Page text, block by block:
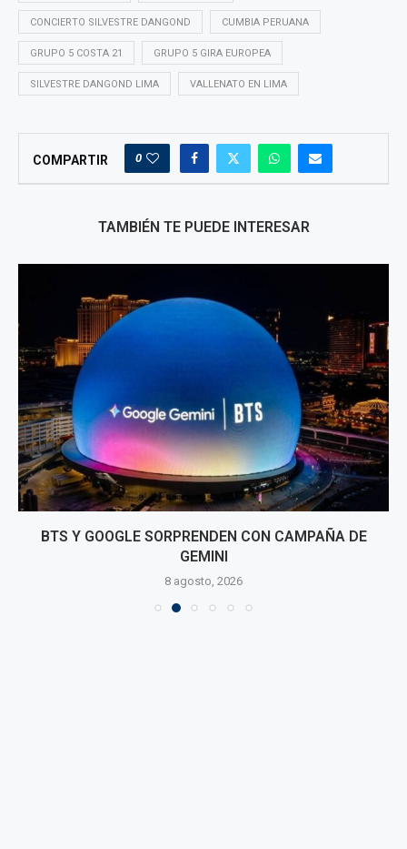
CONCIERTO SILVESTRE DANGOND CUMBIA PERUANA
GRUPO 5 COSTA 21 GRUPO 5 GIRA EUROPEA
SILVESTRE DANGOND LIMA VALLENATO EN LIMA
COMPARTIR 0
TAMBIÉN TE PUEDE INTERESAR
BTS Y GOOGLE SORPRENDEN CON CAMPAÑA DE
GEMINI
8 agosto, 2026